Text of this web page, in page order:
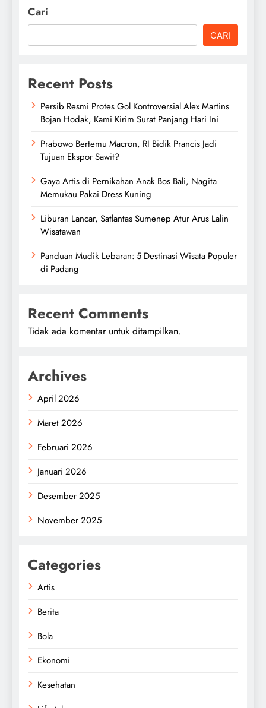
Cari
CARI
Recent Posts
Persib Resmi Protes Gol Kontroversial Alex Martins
Bojan Hodak, Kami Kirim Surat Panjang Hari Ini
Prabowo Bertemu Macron, RI Bidik Prancis Jadi
Tujuan Ekspor Sawit?
Gaya Artis di Pernikahan Anak Bos Bali, Nagita
Memukau Pakai Dress Kuning
Liburan Lancar, Satlantas Sumenep Atur Arus Lalin
Wisatawan
Panduan Mudik Lebaran: 5 Destinasi Wisata Populer
di Padang
Recent Comments
Tidak ada komentar untuk ditampilkan.
Archives
April 2026
Maret 2026
Februari 2026
Januari 2026
Desember 2025
November 2025
Categories
Artis
Berita
Bola
Ekonomi
Kesehatan